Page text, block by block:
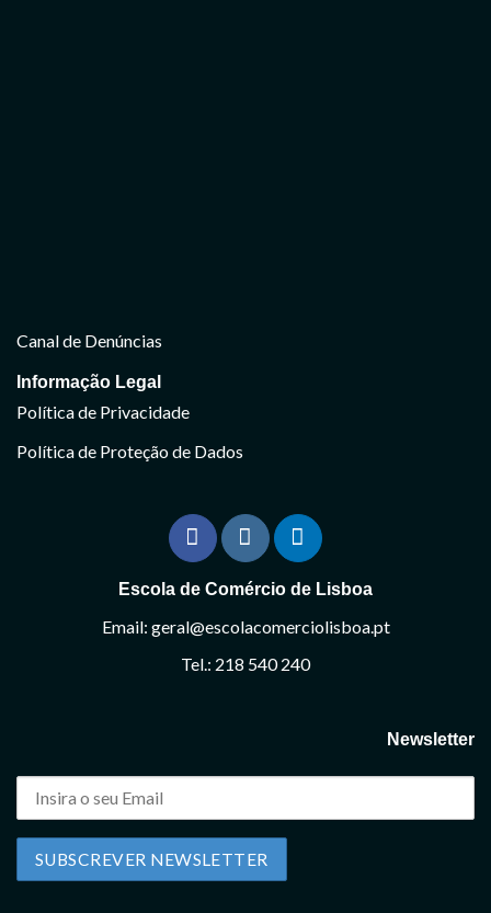
Canal de Denúncias
Informação Legal
Política de Privacidade
Política de Proteção de Dados
Escola de Comércio de Lisboa
Email: geral@escolacomerciolisboa.pt
Tel.: 218 540 240
Newsletter